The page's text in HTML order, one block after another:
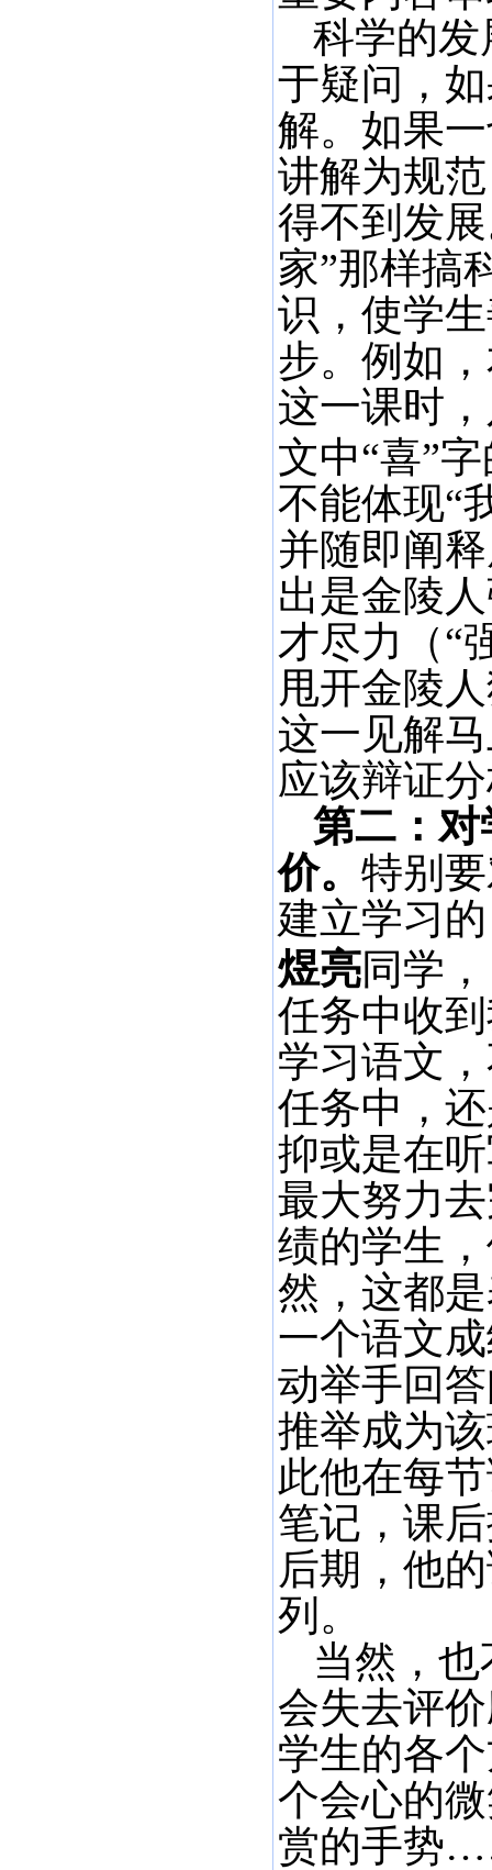
科学的
于疑问，
解。如果
讲解为规
得不到发
家”那样搞
识，使学
步。例如
这一课时
文中“喜”
不能体现“
并随即阐
出是金陵
才尽力（“
甩开金陵
这一见解
应该辩证
第二：
价。 特别
建立学习
煜亮同学
任务中收
学习语文
任务中，
抑或是在
最大努力
绩的学生
然，这都
一个语文
动举手回
推举成为
此他在每
笔记，课
后期，他
列。
当然，
会失去评
学生的各
个会心的
赏的手势